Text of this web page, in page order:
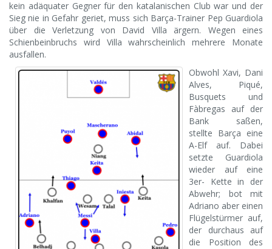
kein adäquater Gegner für den katalanischen Club war und der
Sieg nie in Gefahr geriet, muss sich Barça-Trainer Pep Guardiola
über die Verletzung von David Villa ärgern. Wegen eines
Schienbeinbruchs wird Villa wahrscheinlich mehrere Monate
ausfallen.
Obwohl Xavi, Dani
Alves, Piqué,
Busquets und
Fàbregas auf der
Bank saßen,
stellte Barça eine
A-Elf auf. Dabei
setzte Guardiola
wieder auf eine
3er- Kette in der
Abwehr; bot mit
Adriano aber einen
Flügelstürmer auf,
der durchaus auf
die Position des